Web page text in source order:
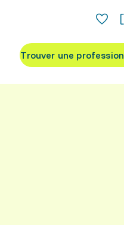
Trouver une profession